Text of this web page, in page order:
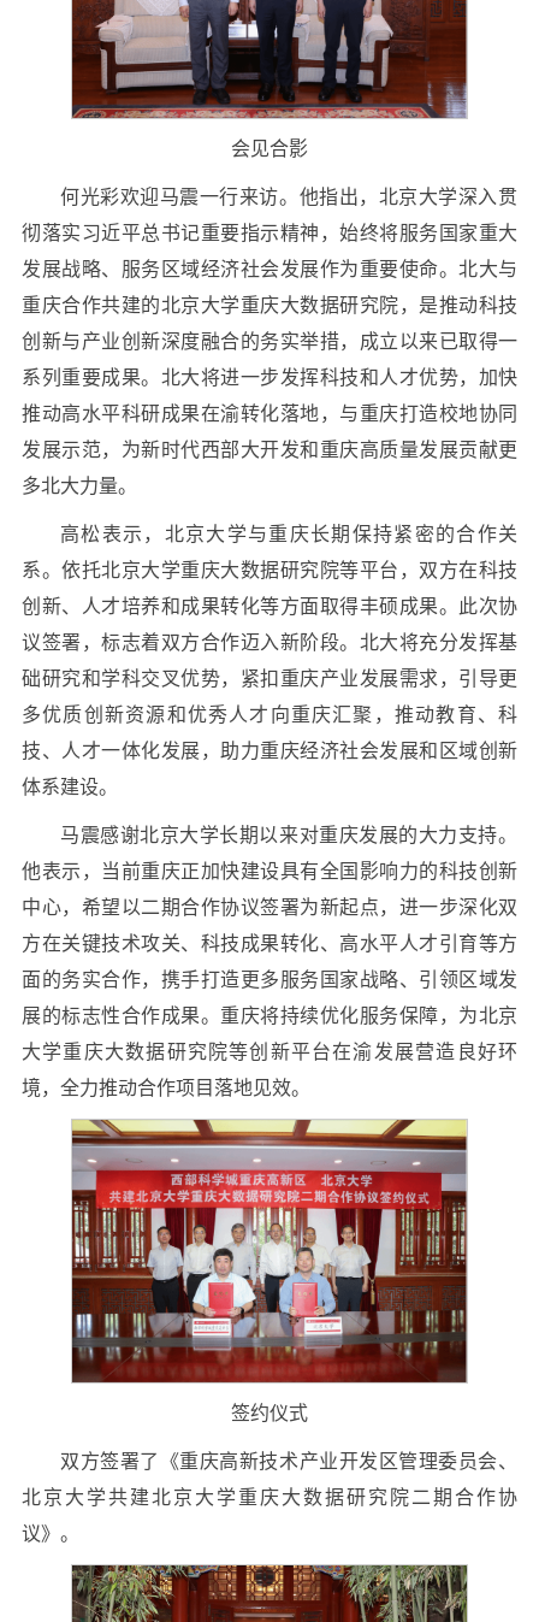
会见合影
何光彩欢迎马震一行来访。他指出，北京大学深入贯
彻落实习近平总书记重要指示精神，始终将服务国家重大
发展战略、服务区域经济社会发展作为重要使命。北大与
重庆合作共建的北京大学重庆大数据研究院，是推动科技
创新与产业创新深度融合的务实举措，成立以来已取得一
系列重要成果。北大将进一步发挥科技和人才优势，加快
推动高水平科研成果在渝转化落地，与重庆打造校地协同
发展示范，为新时代西部大开发和重庆高质量发展贡献更
多北大力量。
高松表示，北京大学与重庆长期保持紧密的合作关
系。依托北京大学重庆大数据研究院等平台，双方在科技
创新、人才培养和成果转化等方面取得丰硕成果。此次协
议签署，标志着双方合作迈入新阶段。北大将充分发挥基
础研究和学科交叉优势，紧扣重庆产业发展需求，引导更
多优质创新资源和优秀人才向重庆汇聚，推动教育、科
技、人才一体化发展，助力重庆经济社会发展和区域创新
体系建设。
马震感谢北京大学长期以来对重庆发展的大力支持。
他表示，当前重庆正加快建设具有全国影响力的科技创新
中心，希望以二期合作协议签署为新起点，进一步深化双
方在关键技术攻关、科技成果转化、高水平人才引育等方
面的务实合作，携手打造更多服务国家战略、引领区域发
展的标志性合作成果。重庆将持续优化服务保障，为北京
大学重庆大数据研究院等创新平台在渝发展营造良好环
境，全力推动合作项目落地见效。
签约仪式
双方签署了《重庆高新技术产业开发区管理委员会、
北京大学共建北京大学重庆大数据研究院二期合作协
议》。